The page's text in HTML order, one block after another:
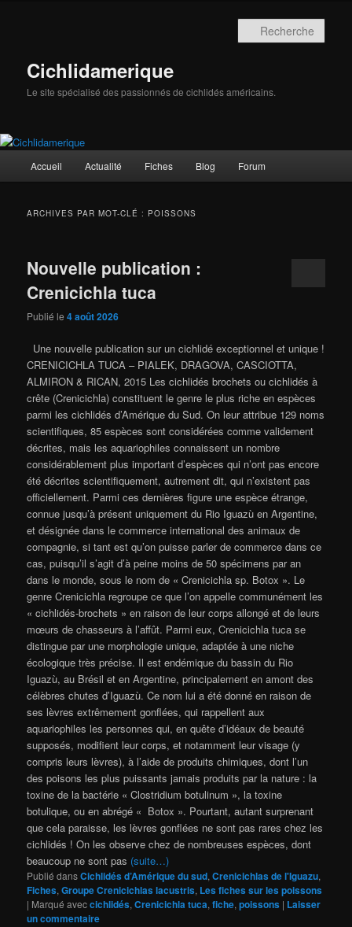
Cichlidamerique
Le site spécialisé des passionnés de cichlidés américains.
principal
Accueil Actualité Fiches Blog Forum
ARCHIVES PAR MOT-CLÉ : POISSONS
Nouvelle publication :
Crenicichla tuca
Publié le4 août 2026
Une nouvelle publication sur un cichlidé exceptionnel et unique !
CRENICICHLA TUCA – PIALEK, DRAGOVA, CASCIOTTA,
ALMIRON & RICAN, 2015 Les cichlidés brochets ou cichlidés à
crête (Crenicichla) constituent le genre le plus riche en espèces
parmi les cichlidés d’Amérique du Sud. On leur attribue 129 noms
scientifiques, 85 espèces sont considérées comme validement
décrites, mais les aquariophiles connaissent un nombre
considérablement plus important d’espèces qui n’ont pas encore
été décrites scientifiquement, ​​autrement dit, qui n’existent pas
officiellement. Parmi ces dernières figure une espèce étrange,
connue jusqu’à présent uniquement du Rio Iguazù en Argentine,
et désignée dans le commerce international des animaux de
compagnie, si tant est qu’on puisse parler de commerce dans ce
cas, puisqu’il s’agit d’à peine moins de 50 spécimens par an
dans le monde, sous le nom de « Crenicichla sp. Botox ». Le
genre Crenicichla regroupe ce que l’on appelle communément les
« cichlidés-brochets » en raison de leur corps allongé et de leurs
mœurs de chasseurs à l’affût. Parmi eux, Crenicichla tuca se
distingue par une morphologie unique, adaptée à une niche
écologique très précise. Il est endémique du bassin du Rio
Iguazù, au Brésil et en Argentine, principalement en amont des
célèbres chutes d’Iguazù. Ce nom lui a été donné en raison de
ses lèvres extrêmement gonflées, qui rappellent aux
aquariophiles les personnes qui, en quête d’idéaux de beauté
supposés, modifient leur corps, et notamment leur visage (y
compris leurs lèvres), à l’aide de produits chimiques, dont l’un
des poisons les plus puissants jamais produits par la nature : la
toxine de la bactérie « Clostridium botulinum », la toxine
botulique, ou en abrégé « Botox ». Pourtant, autant surprenant
que cela paraisse, les lèvres gonflées ne sont pas rares chez les
cichlidés ! On les observe chez de nombreuses espèces, dont
beaucoup ne sont pas (suite…)
Publié dansCichlidés d’Amérique du sud,Crenicichlas de l'Iguazu,
Fiches,Groupe Crenicichlas lacustris, Les fiches sur les poissons
| Marqué aveccichlidés,Crenicichla tuca,fiche,poissons | Laisser
un commentaire